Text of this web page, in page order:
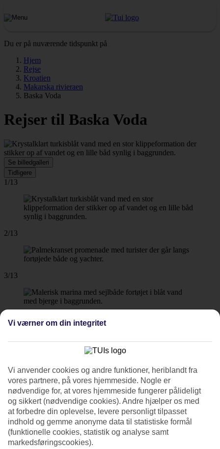
Du er på nuværende tidspunkt på
Hjem
Rejse
Kroatien
Makarska rivieraen
Baska Voda
Rejser til Baska Voda
Se billedgalleri
Tidligere
1/13
2/13
3/13
6/13
7/13
Vi værner om din integritet
Vi anvender cookies og andre funktioner, heriblandt fra
vores partnere, på vores hjemmeside. Nogle er
nødvendige for, at vores hjemmeside fungerer pålideligt
og sikkert (nødvendige cookies). Andre hjælper os med
at forbedre din oplevelse, levere personligt tilpasset
indhold og gemme anonyme data til statistiske formål
(funktionelle cookies, statistik og analyse samt
markedsføringscookies).